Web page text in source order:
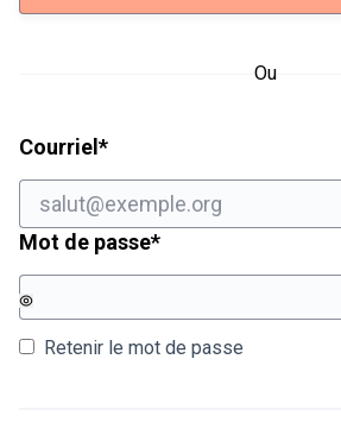
Ou
Courriel *Champ obligatoire
Mot de passe*Champ obligatoire
Retenir le mot de passe